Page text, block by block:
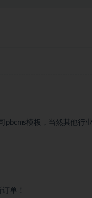
模板，当然其他行业
单！